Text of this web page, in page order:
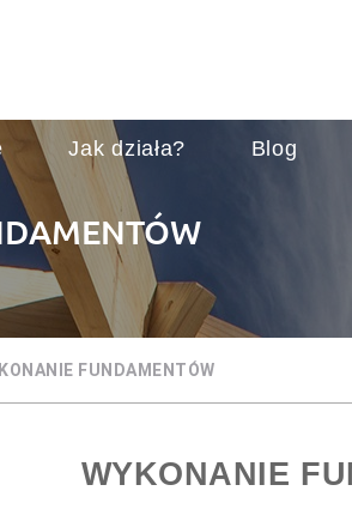
Jak działa? Blog
FUNDAMENTÓW
WYKONANIE